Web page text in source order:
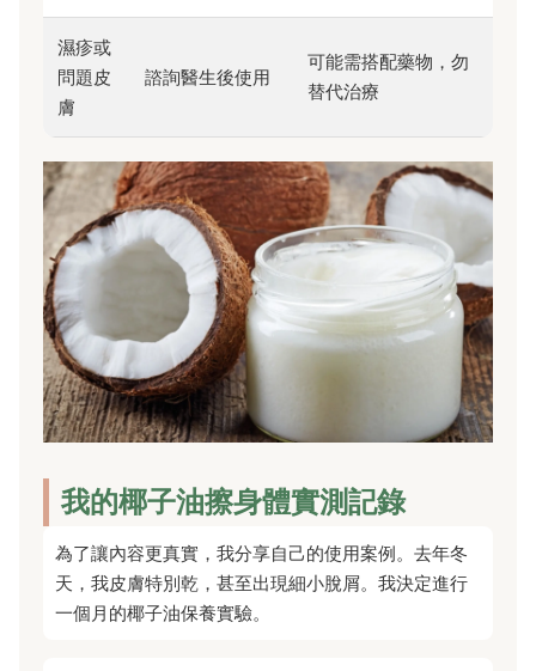
濕疹或
問題皮
膚
諮詢醫生後使用
可能需搭配藥物，勿
替代治療
我的椰子油擦身體實測記錄
為了讓內容更真實，我分享自己的使用案例。去年冬
天，我皮膚特別乾，甚至出現細小脫屑。我決定進行
一個月的椰子油保養實驗。